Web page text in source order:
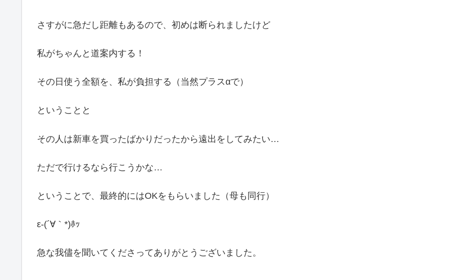
さすがに急だし距離もあるので、初めは断られましたけど
私がちゃんと道案内する！
その日使う全額を、私が負担する（当然プラスαで）
ということと
その人は新車を買ったばかりだったから遠出をしてみたい…
ただで行けるなら行こうかな…
ということで、最終的にはOKをもらいました（母も同行）
ε-(´∀｀*)ﾎｯ
急な我儘を聞いてくださってありがとうございました。